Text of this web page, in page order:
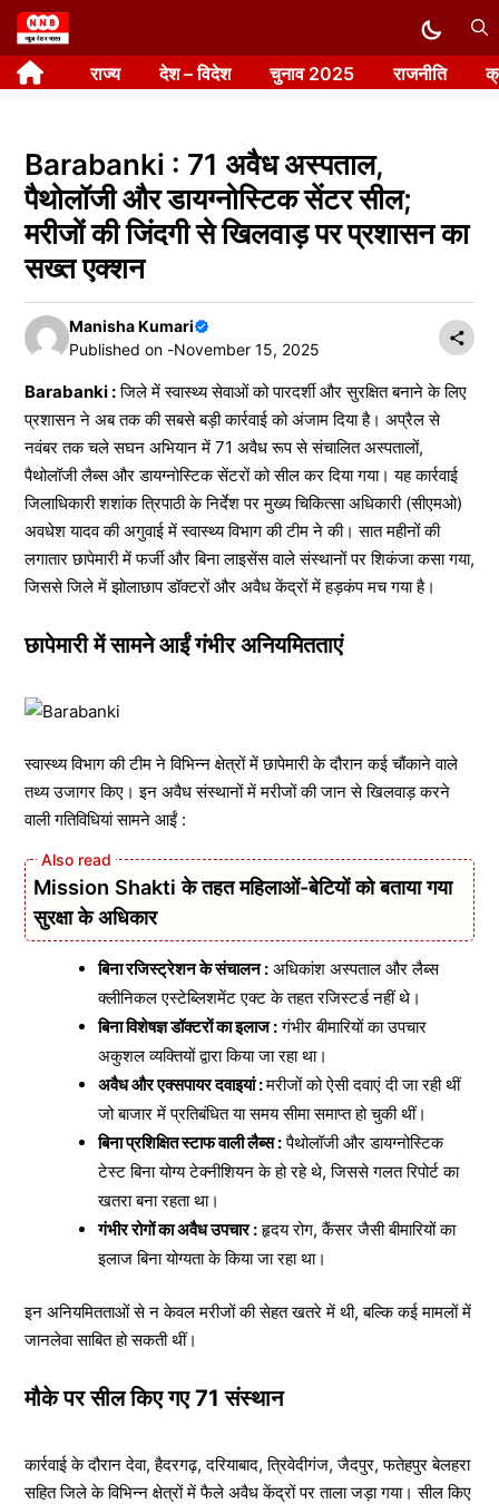
Skip
to
content राज्य देश – विदेश चुनाव 2025 राजनीति
Barabanki : 71 अवैध अस्पताल,
पैथोलॉजी और डायग्नोस्टिक सेंटर सील;
मरीजों की जिंदगी से खिलवाड़ पर प्रशासन का
सख्त एक्शन
Manisha Kumari
Published on -November 15, 2025
Barabanki :जिले में स्वास्थ्य सेवाओं को पारदर्शी और सुरक्षित बनाने के लिए
प्रशासन ने अब तक की सबसे बड़ी कार्रवाई को अंजाम दिया है। अप्रैल से
नवंबर तक चले सघन अभियान में 71 अवैध रूप से संचालित अस्पतालों,
पैथोलॉजी लैब्स और डायग्नोस्टिक सेंटरों को सील कर दिया गया। यह कार्रवाई
जिलाधिकारी शशांक त्रिपाठी के निर्देश पर मुख्य चिकित्सा अधिकारी (सीएमओ)
अवधेश यादव की अगुवाई में स्वास्थ्य विभाग की टीम ने की। सात महीनों की
लगातार छापेमारी में फर्जी और बिना लाइसेंस वाले संस्थानों पर शिकंजा कसा गया,
जिससे जिले में झोलाछाप डॉक्टरों और अवैध केंद्रों में हड़कंप मच गया है।
छापेमारी में सामने आईं गंभीर अनियमितताएं
स्वास्थ्य विभाग की टीम ने विभिन्न क्षेत्रों में छापेमारी के दौरान कई चौंकाने वाले
तथ्य उजागर किए। इन अवैध संस्थानों में मरीजों की जान से खिलवाड़ करने
वाली गतिविधियां सामने आईं :
Mission Shakti के तहत महिलाओं-बेटियों को बताया गया
सुरक्षा के अधिकार
बिना रजिस्ट्रेशन के संचालन : अधिकांश अस्पताल और लैब्स
क्लीनिकल एस्टेब्लिशमेंट एक्ट के तहत रजिस्टर्ड नहीं थे।
बिना विशेषज्ञ डॉक्टरों का इलाज :गंभीर बीमारियों का उपचार
अकुशल व्यक्तियों द्वारा किया जा रहा था।
अवैध और एक्सपायर दवाइयां :मरीजों को ऐसी दवाएं दी जा रही थीं
जो बाजार में प्रतिबंधित या समय सीमा समाप्त हो चुकी थीं।
बिना प्रशिक्षित स्टाफ वाली लैब्स :पैथोलॉजी और डायग्नोस्टिक
टेस्ट बिना योग्य टेक्नीशियन के हो रहे थे, जिससे गलत रिपोर्ट का
खतरा बना रहता था।
गंभीर रोगों का अवैध उपचार :हृदय रोग, कैंसर जैसी बीमारियों का
इलाज बिना योग्यता के किया जा रहा था।
इन अनियमितताओं से न केवल मरीजों की सेहत खतरे में थी, बल्कि कई मामलों में
जानलेवा साबित हो सकती थीं।
मौके पर सील किए गए 71 संस्थान
कार्रवाई के दौरान देवा, हैदरगढ़, दरियाबाद, त्रिवेदीगंज, जैदपुर, फतेहपुर बेलहरा
सहित जिले के विभिन्न क्षेत्रों में फैले अवैध केंद्रों पर ताला जड़ा गया। सील किए